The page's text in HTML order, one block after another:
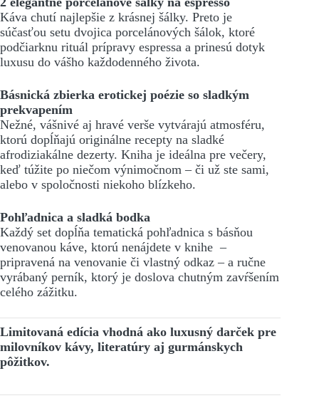
Káva chutí najlepšie z krásnej šálky. Preto je
súčasťou setu dvojica porcelánových šálok, ktoré
podčiarknu rituál prípravy espressa a prinesú dotyk
luxusu do vášho každodenného života.
Básnická zbierka erotickej poézie so sladkým
prekvapením
Nežné, vášnivé aj hravé verše vytvárajú atmosféru,
ktorú dopĺňajú originálne recepty na sladké
afrodiziakálne dezerty. Kniha je ideálna pre večery,
keď túžite po niečom výnimočnom – či už ste sami,
alebo v spoločnosti niekoho blízkeho.
Pohľadnica a sladká bodka
Každý set dopĺňa tematická pohľadnica s básňou
venovanou káve, ktorú nenájdete v knihe –
pripravená na venovanie či vlastný odkaz – a ručne
vyrábaný perník, ktorý je doslova chutným zavŕšením
celého zážitku.
Limitovaná edícia vhodná ako luxusný darček pre
milovníkov kávy, literatúry aj gurmánskych
pôžitkov.